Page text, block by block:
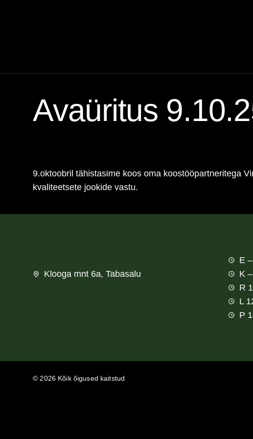
Avaüritus
9.oktoobril tähistasime koos oma koostööpartneritega
kvaliteetsete jookide vastu.
Klooga mnt 6a, Tabasalu
E
K
R
L
P
© 2026 Kõik õigused kaitstud